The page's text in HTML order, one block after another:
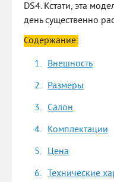
DS4. Кстати, эта
день существенно
Содержание:
Внешность
Размеры
Салон
Комплектации
Цена
Технические